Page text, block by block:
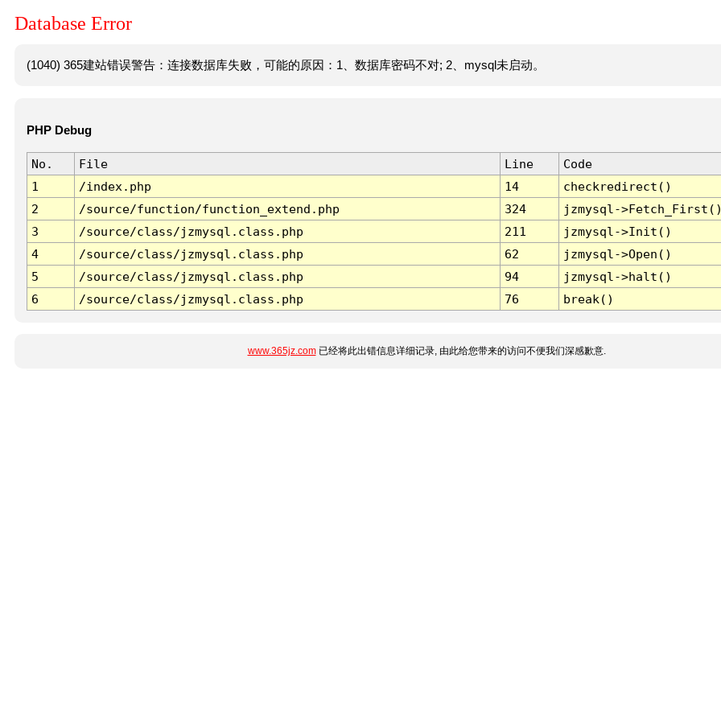
Database Error
(1040) 365建站错误警告：连接数据库失败，可能的原因：1、数据库密码不对; 2、mysql未启动。
PHP Debug
No. File Line
Code
1
/index.php 14
checkredirect()
2
/source/function/function_extend.php 324
jzmysql-
3
/source/class/jzmysql.class.php 211
jzmysql->Init()
4
/source/class/jzmysql.class.php 62
jzmysql->Open()
5
/source/class/jzmysql.class.php 94
jzmysql->halt()
6
/source/class/jzmysql.class.php 76 break()
www.365jz.com已经将此出错信息详细记录, 由此给您带来的访问不便我们深感歉意.